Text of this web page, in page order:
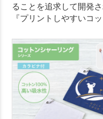
ることを追求して開発
『プリントしやすいコ
ズに、カラビナ付きの
スタオルが登場です。